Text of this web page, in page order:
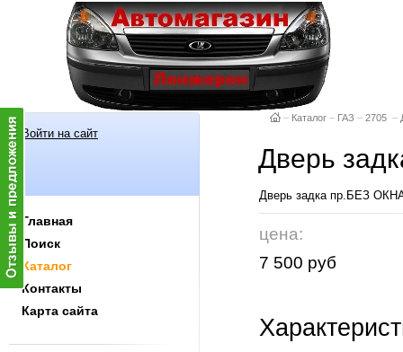
Войти на сайт
Главная
Поиск
Каталог
Контакты
Карта сайта
– Каталог – ГАЗ – 2705 –
Дверь
Дверь задка пр.БЕЗ
цена:
7 500 руб